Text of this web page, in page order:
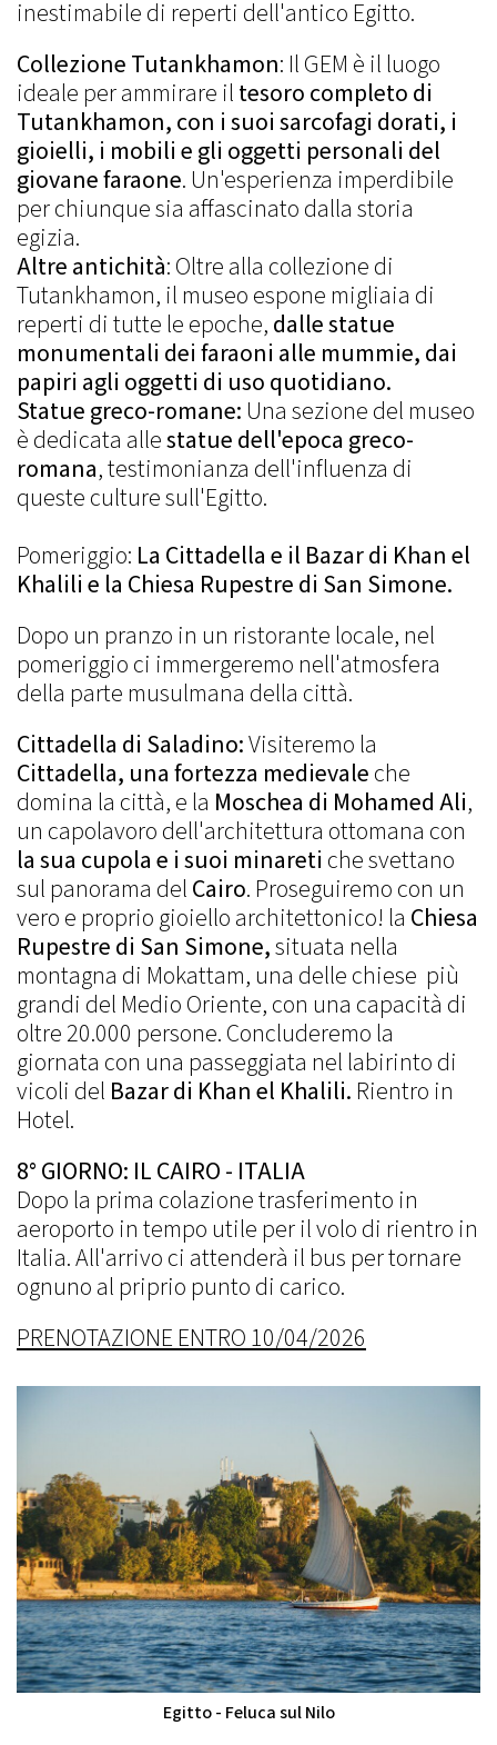
inestimabile di reperti dell'antico Egitto.
Collezione Tutankhamon: Il GEM è il luogo
ideale per ammirare iltesoro completo di
Tutankhamon,con i suoi sarcofagi dorati, i
gioielli, i mobili e gli oggetti personali del
giovane faraone. Un'esperienza imperdibile
per chiunque sia affascinato dalla storia
egizia.
Altre antichità: Oltre alla collezione di
Tutankhamon, il museo espone migliaia di
reperti di tutte le epoche,dalle statue
monumentali dei faraoni alle mummie, dai
papiri agli oggetti di uso quotidiano.
Statue greco-romane:Una sezione del museo
è dedicata allestatue dell'epoca greco-
romana, testimonianza dell'influenza di
queste culture sull'Egitto.
Pomeriggio: La Cittadella e il Bazar di Khan el
Khalili e la Chiesa Rupestre di San Simone.
Dopo un pranzo in un ristorante locale, nel
pomeriggio ci immergeremo nell'atmosfera
della parte musulmana della città.
Cittadella di Saladino:Visiteremo la
Cittadella, una fortezza medievaleche
domina la città, e la Moschea di Mohamed Ali,
un capolavoro dell'architettura ottomana con
la sua cupola e i suoi minareti che svettano
sul panorama delCairo. Proseguiremo con un
vero e proprio gioiello architettonico! la Chiesa
Rupestre di San Simone,situata nella
montagna di Mokattam, una delle chiese più
grandi del Medio Oriente, con una capacità di
oltre 20.000 persone. Concluderemo la
giornata con una passeggiata nel labirinto di
vicoli del Bazar di Khan el Khalili.Rientro in
Hotel.
8° GIORNO: IL CAIRO - ITALIA
Dopo la prima colazione trasferimento in
aeroporto in tempo utile per il volo di rientro in
Italia. All'arrivo ci attenderà il bus per tornare
ognuno al priprio punto di carico.
PRENOTAZIONE ENTRO 10/04/2026
Egitto - Feluca sul Nilo